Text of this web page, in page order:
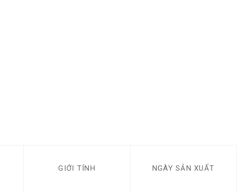
GIỚI TÍNH NGÀY SẢN XUẤT